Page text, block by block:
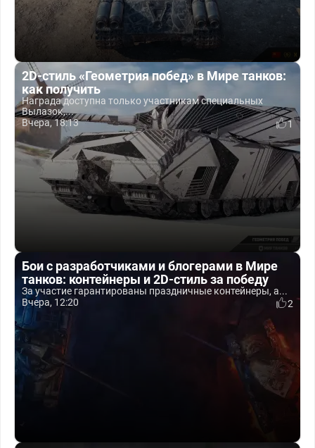
2D-стиль «Геометрия побед» в Мире танков:
как получить
Награда доступна только участникам специальных
Вылазок,...
Вчера, 18:13
1
Бои с разработчиками и блогерами в Мире
танков: контейнеры и 2D-стиль за победу
За участие гарантированы праздничные контейнеры, а...
Вчера, 12:20
2